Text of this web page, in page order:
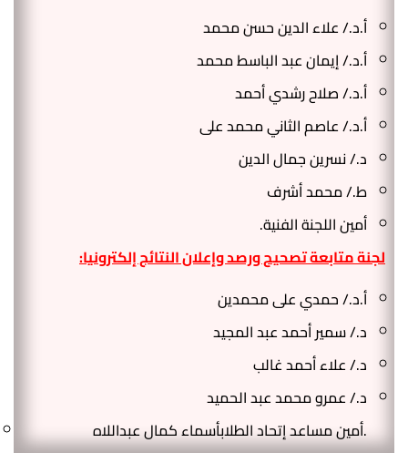
أ.د./ علاء الدين حسن محمد
أ.د./ إيمان عبد الباسط محمد
أ.د./ صلاح رشدي أحمد
أ.د./ عاصم الثاني محمد على
د./ نسرين جمال الدين
ط./ محمد أشرف
أمين اللجنة الفنية.
لجنة متابعة تصحيح ورصد وإعلان النتائج إلكترونيا:
أ.د./ حمدي على محمدين
د./ سمير أحمد عبد المجيد
د./ علاء أحمد غالب
د./ عمرو محمد عبد الحميد
أمين مساعد إتحاد الطلابأسماء كمال عبداللاه.